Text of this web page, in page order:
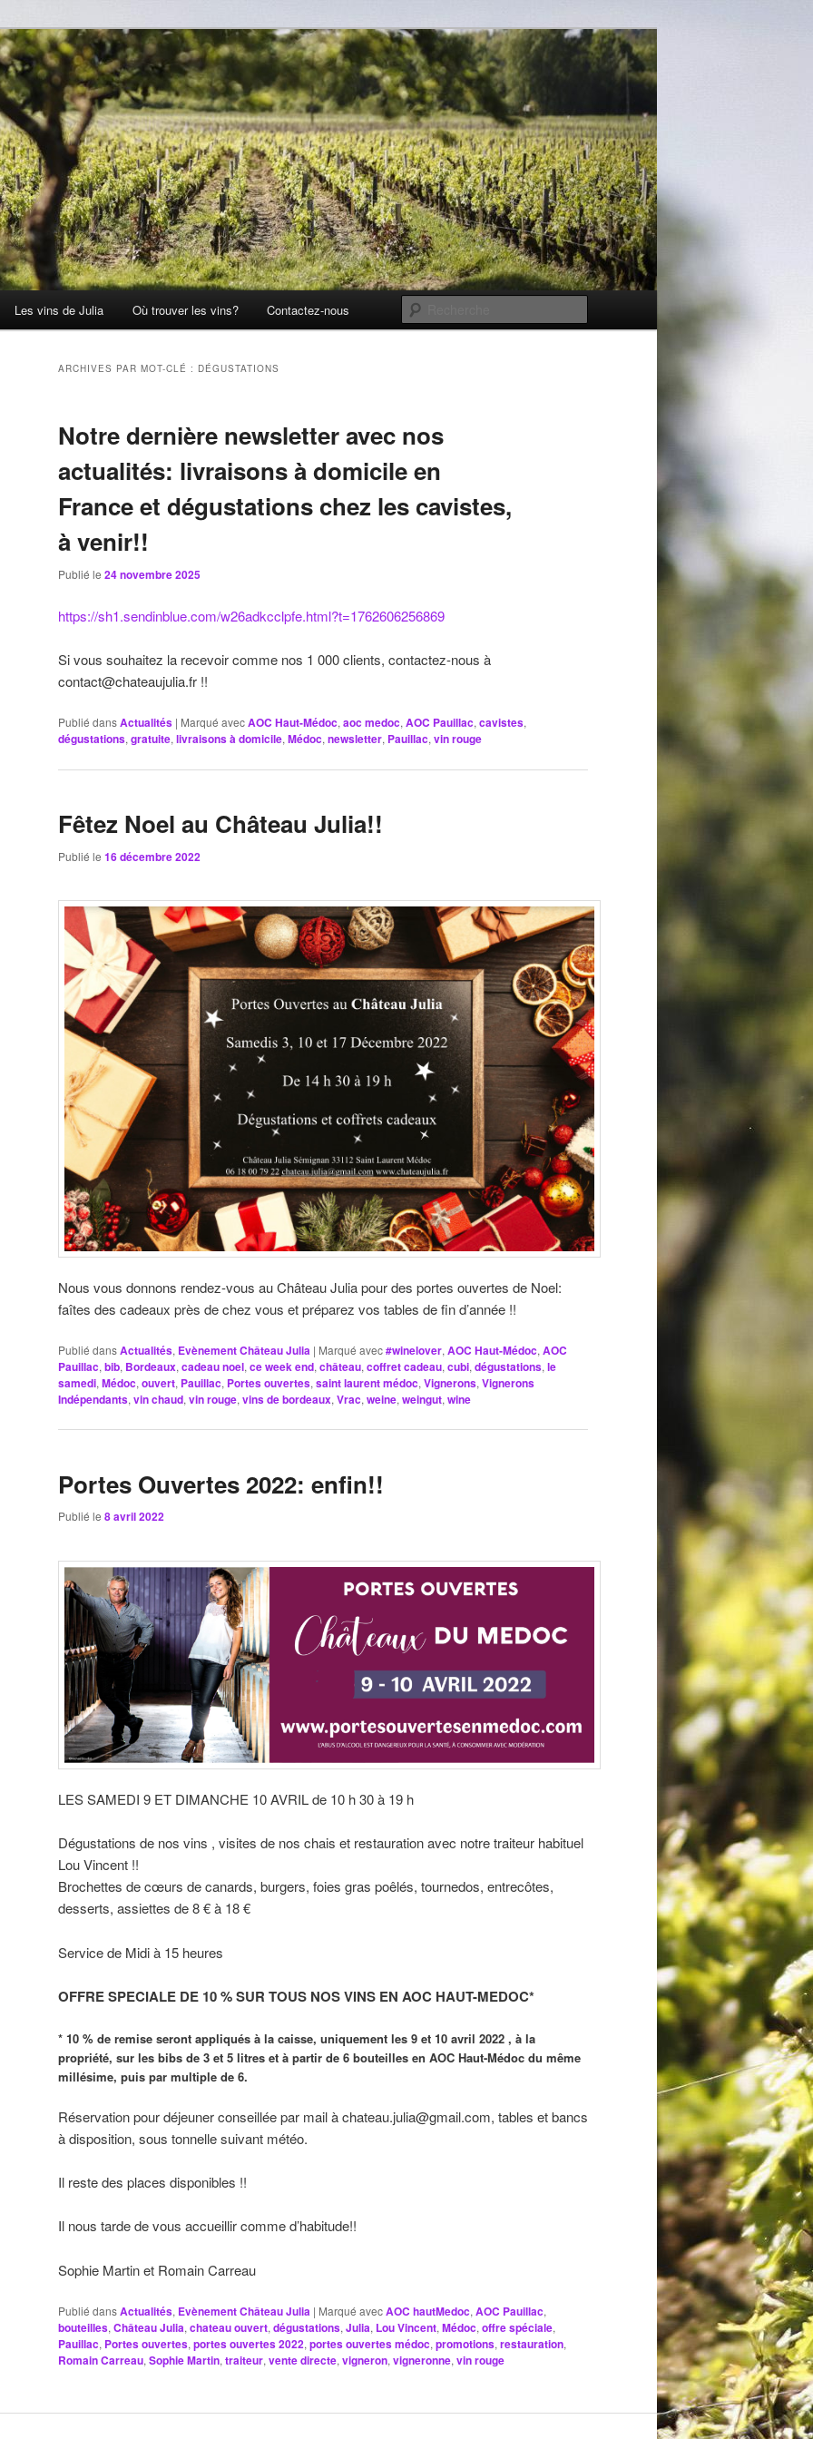
Les vins de Julia Où trouver les vins? Contactez-nous
ARCHIVES PAR MOT-CLÉ : DÉGUSTATIONS
Notre dernière newsletter avec nos
actualités: livraisons à domicile en
France et dégustations chez les cavistes,
à venir!!
Publié le 24 novembre 2025
https://sh1.sendinblue.com/w26adkcclpfe.html?t=1762606256869
Si vous souhaitez la recevoir comme nos 1 000 clients, contactez-nous à
contact@chateaujulia.fr !!
Publié dansActualités | Marqué avecAOC Haut-Médoc, aoc medoc, AOC Pauillac, cavistes,
dégustations, gratuite, livraisons à domicile, Médoc, newsletter, Pauillac, vin rouge
Fêtez Noel au Château Julia!!
Publié le 16 décembre 2022
Nous vous donnons rendez-vous au Château Julia pour des portes ouvertes de Noel:
faîtes des cadeaux près de chez vous et préparez vos tables de fin d’année !!
Publié dansActualités, Evènement Château Julia | Marqué avec#winelover, AOC Haut-Médoc, AOC
Pauillac, bib, Bordeaux, cadeau noel, ce week end, château, coffret cadeau, cubi, dégustations, le
samedi, Médoc, ouvert, Pauillac, Portes ouvertes, saint laurent médoc, Vignerons, Vignerons
Indépendants, vin chaud, vin rouge, vins de bordeaux, Vrac, weine, weingut, wine
Portes Ouvertes 2022: enfin!!
Publié le 8 avril 2022
LES SAMEDI 9 ET DIMANCHE 10 AVRIL de 10 h 30 à 19 h
Dégustations de nos vins , visites de nos chais et restauration avec notre traiteur habituel
Lou Vincent !!
Brochettes de cœurs de canards, burgers, foies gras poêlés, tournedos, entrecôtes,
desserts, assiettes de 8 € à 18 €
Service de Midi à 15 heures
OFFRE SPECIALE DE 10 % SUR TOUS NOS VINS EN AOC HAUT-MEDOC*
* 10 % de remise seront appliqués à la caisse, uniquement les 9 et 10 avril 2022 , à la
propriété, sur les bibs de 3 et 5 litres et à partir de 6 bouteilles en AOC Haut-Médoc du même
millésime, puis par multiple de 6.
Réservation pour déjeuner conseillée par mail à chateau.julia@gmail.com, tables et bancs
à disposition, sous tonnelle suivant météo.
Il reste des places disponibles !!
Il nous tarde de vous accueillir comme d’habitude!!
Sophie Martin et Romain Carreau
Publié dansActualités, Evènement Château Julia | Marqué avecAOC hautMedoc, AOC Pauillac,
bouteilles, Château Julia, chateau ouvert, dégustations, Julia, Lou Vincent, Médoc, offre spéciale,
Pauillac, Portes ouvertes, portes ouvertes 2022, portes ouvertes médoc, promotions, restauration,
Romain Carreau, Sophie Martin, traiteur, vente directe, vigneron, vigneronne, vin rouge